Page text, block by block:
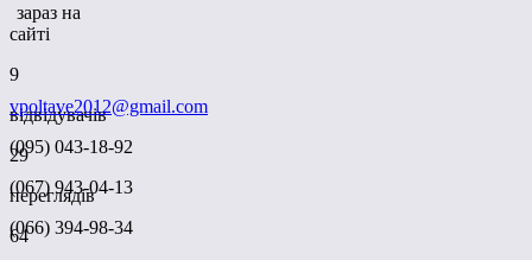
зараз на
сайті
9
відвідувачів
29
переглядів
64
vpoltave2012@gmail.com
(095) 043-18-92
(067) 943-04-13
(066) 394-98-34